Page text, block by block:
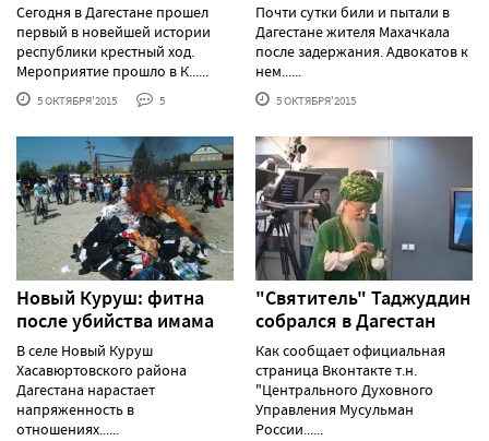
Сегодня в Дагестане прошел
первый в новейшей истории
республики крестный ход.
Мероприятие прошло в К......
5 ОКТЯБРЯ'2015 5
Почти сутки били и пытали в
Дагестане жителя Махачкала
после задержания. Адвокатов к
нем......
5 ОКТЯБРЯ'2015
Новый Куруш: фитна
после убийства имама
В селе Новый Куруш
Хасавюртовского района
Дагестана нарастает
напряженность в
отношениях......
"Святитель" Таджуддин
собрался в Дагестан
Как сообщает официальная
страница Вконтакте т.н.
"Центрального Духовного
Управления Мусульман
России......